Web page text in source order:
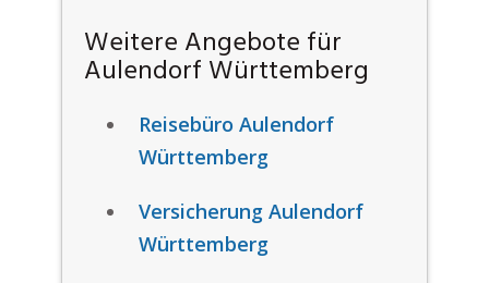
Weitere Angebote für
Aulendorf Württemberg
Reisebüro Aulendorf
Württemberg
Versicherung Aulendorf
Württemberg